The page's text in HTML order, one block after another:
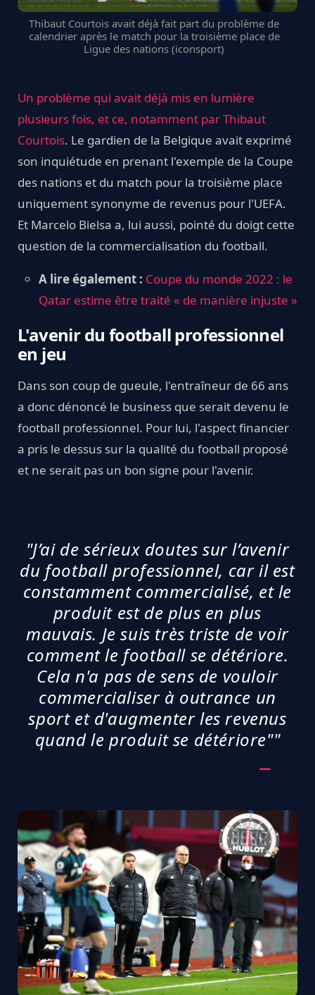
Thibaut Courtois avait déjà fait part du problème de
calendrier après le match pour la troisième place de
Ligue des nations (iconsport)
Un problème qui avait déjà mis en lumière
plusieurs fois, et ce, notamment par Thibaut
Courtois. Le gardien de la Belgique avait exprimé
son inquiétude en prenant l'exemple de la Coupe
des nations et du match pour la troisième place
uniquement synonyme de revenus pour l'UEFA.
Et Marcelo Bielsa a, lui aussi, pointé du doigt cette
question de la commercialisation du football.
A lire également : Coupe du monde 2022 : le
Qatar estime être traité « de manière injuste »
L'avenir du football professionnel
en jeu
Dans son coup de gueule, l'entraîneur de 66 ans
a donc dénoncé le business que serait devenu le
football professionnel. Pour lui, l'aspect financier
a pris le dessus sur la qualité du football proposé
et ne serait pas un bon signe pour l'avenir.
"J’ai de sérieux doutes sur l’avenir
du football professionnel, car il est
constamment commercialisé, et le
produit est de plus en plus
mauvais. Je suis très triste de voir
comment le football se détériore.
Cela n'a pas de sens de vouloir
commercialiser à outrance un
sport et d'augmenter les revenus
quand le produit se détériore""